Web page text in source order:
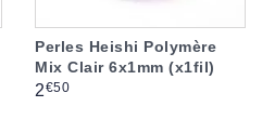
Perles Heishi Polymère
Mix Clair 6x1mm (x1fil)
Prix
2€50